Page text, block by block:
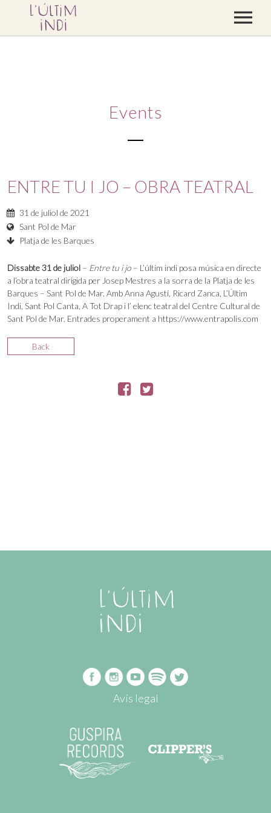
CONTACTE
PREMSA
Events
ENTRE TU I JO – OBRA TEATRAL
31 de juliol de 2021
Sant Pol de Mar
Platja de les Barques
Dissabte 31 de juliol – Entre tu i jo – L’últim indi posa música en directe
a l’obra teatral dirigida per Josep Mestres a la sorra de la Platja de les
Barques – Sant Pol de Mar. Amb Anna Agustí, Ricard Zanca, L’Últim
Indi, Sant Pol Canta, A Tot Drap i l’ elenc teatral del Centre Cultural de
Sant Pol de Mar. Entrades properament a https://www.entrapolis.com
Back
Avís legal